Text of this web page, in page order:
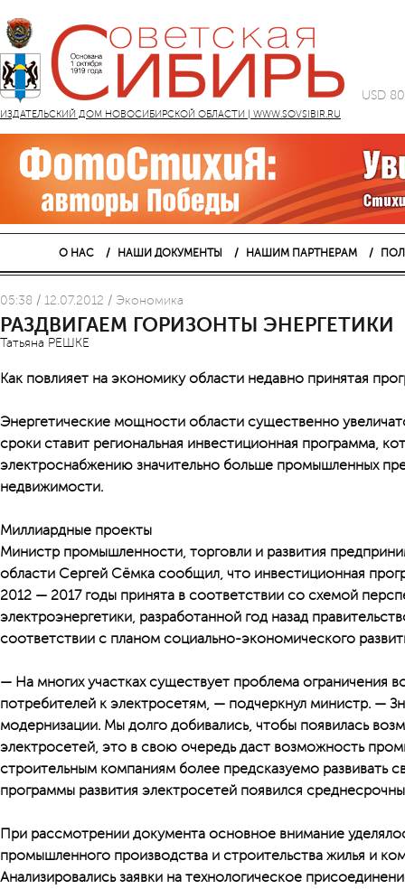
ИЗДАТЕЛЬСКИЙ ДОМ НОВОСИБИРСКОЙ ОБЛАСТИ | WWW.SOVSIBIR.RU
USD
О НАС НАШИ ДОКУМЕНТЫ НАШИМ ПАРТНЕРАМ
05:38 / 12.07.2012 / Экономика
РАЗДВИГАЕМ ГОРИЗОНТЫ ЭНЕРГЕТИКИ
Татьяна РЕШКЕ
Как повлияет на экономику области недавно принятая
Энергетические мощности области существенно
сроки ставит региональная инвестиционная программа,
электроснабжению значительно больше промышленных
недвижимости.
Миллиардные проекты
Министр промышленности, торговли и развития
области Сергей Сёмка сообщил, что инвестиционная
2012 — 2017 годы принята в соответствии со схемой
электроэнергетики, разработанной год назад
соответствии с планом социально-экономического
— На многих участках существует проблема ограничения
потребителей к электросетям, — подчеркнул министр. —
модернизации. Мы долго добивались, чтобы появилась
электросетей, это в свою очередь даст возможность
строительным компаниям более предсказуемо развивать
программы развития электросетей появился
При рассмотрении документа основное внимание
промышленного производства и строительства жилья и
Анализировались заявки на технологическое